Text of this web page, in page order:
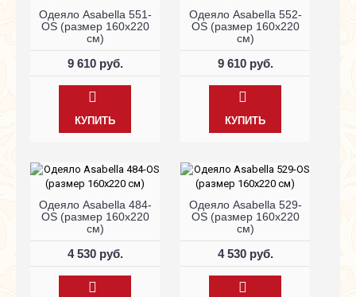
Одеяло Asabella 551-
OS (размер 160х220
см)
9 610 руб.
КУПИТЬ
Одеяло Asabella 552-
OS (размер 160х220
см)
9 610 руб.
КУПИТЬ
Одеяло Asabella 484-
OS (размер 160х220
см)
4 530 руб.
Одеяло Asabella 529-
OS (размер 160х220
см)
4 530 руб.